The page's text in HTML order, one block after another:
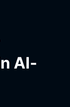
AI-